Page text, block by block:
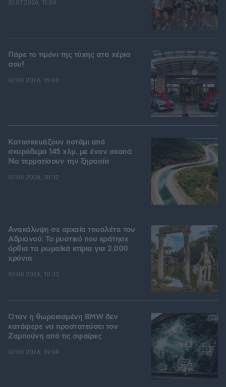
31.07.2026, 11:04
Πάρε το τιμόνι της τύχης στα χέρια
σου!
07.08.2026, 15:00
Κατασκευάζουν ποτάμι από
σκυρόδεμα 145 χλμ. με έναν σκοπό:
Να τερματίσουν την ξηρασία
07.08.2026, 10:32
Ανακάλυψη σε αρχαία τουαλέτα του
Αδριανού: Το μυστικό που κράτησε
όρθια τα ρωμαϊκά κτίρια για 2.000
χρόνια
07.08.2026, 10:33
Όταν η θωρακισμένη BMW δεν
κατάφερε να προστατεύσει τον
Ζαμπούνη από τις σφαίρες
07.08.2026, 19:08